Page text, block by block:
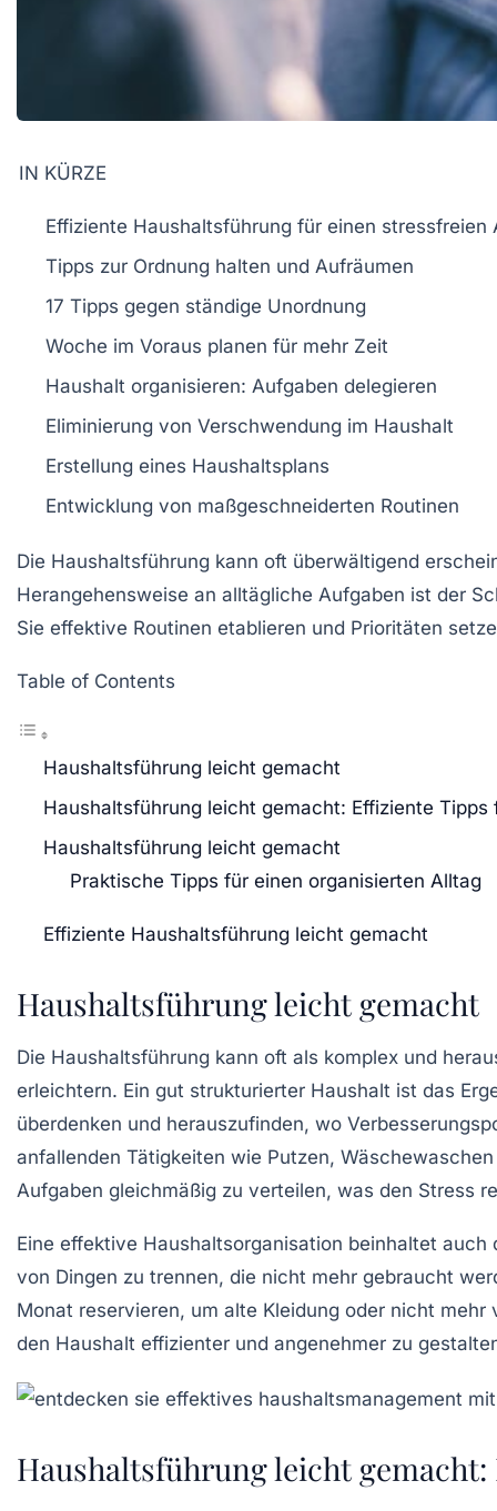
IN KÜRZE
Effiziente Haushaltsführung für einen stressfreien
Tipps zur Ordnung halten und Aufräumen
17 Tipps gegen ständige Unordnung
Woche im Voraus planen für mehr Zeit
Haushalt organisieren: Aufgaben delegieren
Eliminierung von Verschwendung im Haushalt
Erstellung eines Haushaltsplans
Entwicklung von maßgeschneiderten Routinen
Die Haushaltsführung kann oft überwältigend
Herangehensweise an alltägliche Aufgaben ist der
Sie effektive Routinen etablieren und Prioritäten
Table of Contents
Haushaltsführung leicht gemacht
Haushaltsführung leicht gemacht: Effiziente Tipps
Haushaltsführung leicht gemacht
Praktische Tipps für einen organisierten Alltag
Effiziente Haushaltsführung leicht gemacht
Haushaltsführung leicht gemacht
Die Haushaltsführung kann oft als komplex und
erleichtern. Ein gut strukturierter Haushalt ist das
überdenken und herauszufinden, wo
anfallenden Tätigkeiten wie Putzen,
Aufgaben gleichmäßig zu verteilen, was den Stress
Eine effektive Haushaltsorganisation beinhaltet
von Dingen zu trennen, die nicht mehr gebraucht
Monat reservieren, um alte Kleidung oder nicht
den Haushalt effizienter und angenehmer zu
Haushaltsführung leicht